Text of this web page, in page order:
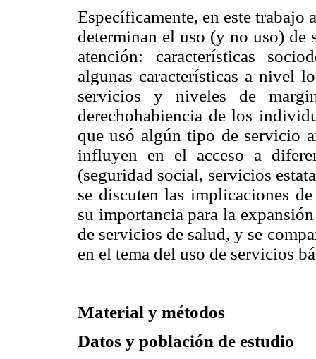
Específicamente, en este trabajo
determinan el uso (y no uso)
atención: características
algunas características a nivel
servicios y niveles de
derechohabiencia de los
que usó algún tipo de servicio
influyen en el acceso a
(seguridad social, servicios
se discuten las implicaciones
su importancia para la
de servicios de salud, y se
en el tema del uso de servicios
Material y métodos
Datos y población de estudio